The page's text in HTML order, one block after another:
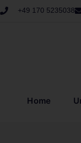
+49 170 5235038
Home